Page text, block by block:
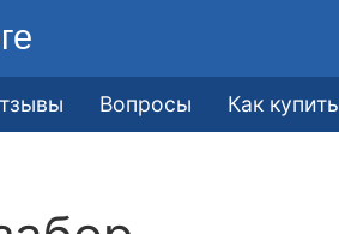
Вопросы Как купить